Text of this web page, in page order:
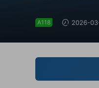
A118 2026-